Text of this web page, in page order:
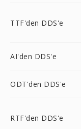
TTF'den DDS'e
AI'den DDS'e
ODT'den DDS'e
RTF'den DDS'e